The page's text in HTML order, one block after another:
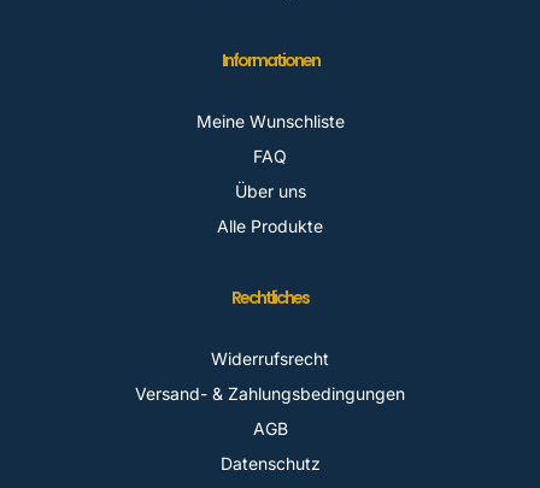
Informationen
Meine Wunschliste
FAQ
Über uns
Alle Produkte
Rechtliches
Widerrufsrecht
Versand- & Zahlungsbedingungen
AGB
Datenschutz